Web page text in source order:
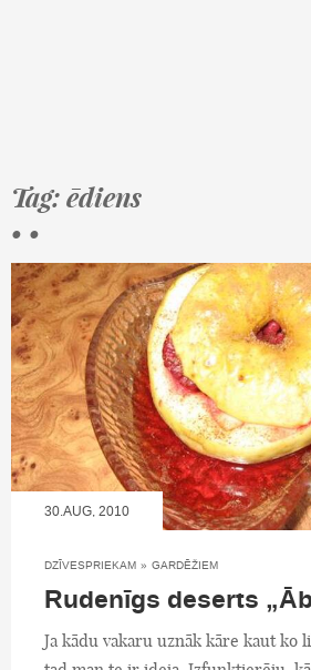
Tag: ēdiens
• •
30.AUG, 2010
DZĪVESPRIEKAM » GARDĒŽIEM
Rudenīgs deserts
Ja kādu vakaru uznāk kāre kaut ko